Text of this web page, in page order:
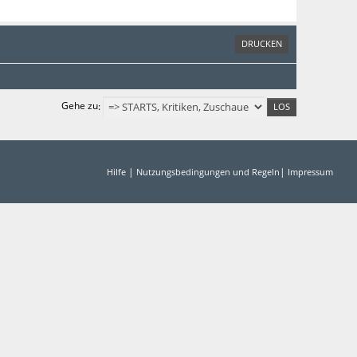
DRUCKEN
Gehe zu
Hilfe | Nutzungsbedingungen und Regeln | Impressum